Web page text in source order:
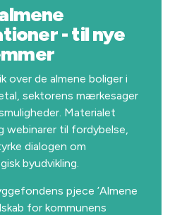
- til nye
over de almene boliger i
sektorens mærkesager
Materialet
webinarer til fordybelse,
dialogen om
byudvikling.
pjece ’Almene
for kommunens